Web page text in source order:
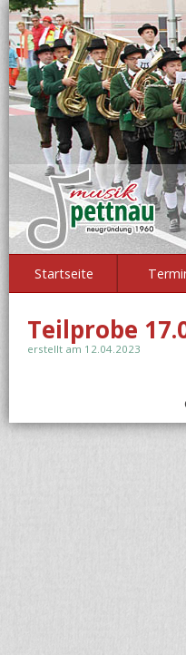
Startseite
Teilprobe
erstellt am 12.04.2023